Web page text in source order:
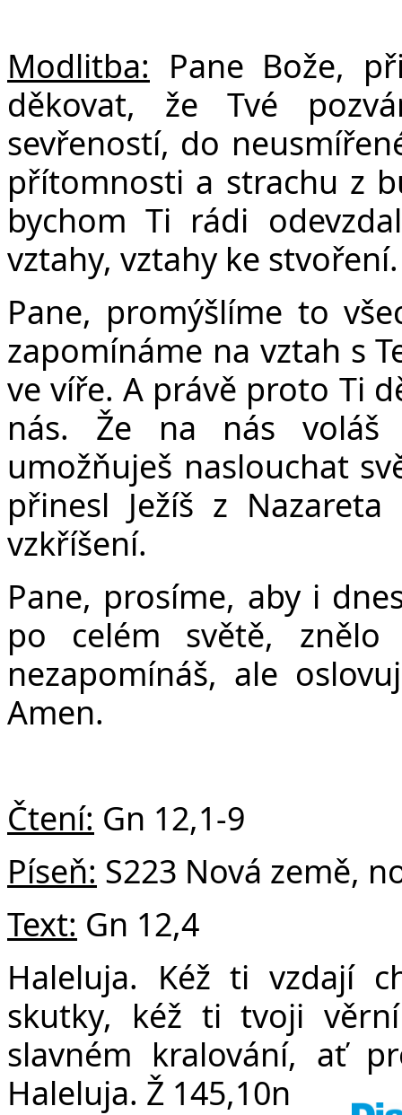
v
Modlitba: Pane Bože,
děkovat, že Tvé
sevřeností, do
přítomnosti a strachu z
bychom Ti rádi
vztahy, vztahy ke stvoření.
Pane, promýšlíme to
zapomínáme na vztah s
ve víře. A právě proto Ti
nás. Že na nás voláš
umožňuješ naslouchat
přinesl Ježíš z
vzkříšení.
Pane, prosíme, aby i
po celém světě,
nezapomínáš, ale
Amen.
Čtení: Gn 12,1-9
Píseň: S223 Nová země,
Text: Gn 12,4
Haleluja. Kéž ti vzdají
skutky, kéž ti tvoji
slavném kralování, ať
Haleluja. Ž 145,10n